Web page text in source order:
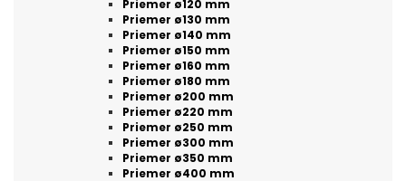
Priemer ø120 mm
Priemer ø130 mm
Priemer ø140 mm
Priemer ø150 mm
Priemer ø160 mm
Priemer ø180 mm
Priemer ø200 mm
Priemer ø220 mm
Priemer ø250 mm
Priemer ø300 mm
Priemer ø350 mm
Priemer ø400 mm